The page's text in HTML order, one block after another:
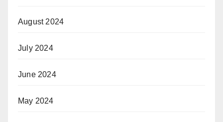
August 2024
July 2024
June 2024
May 2024